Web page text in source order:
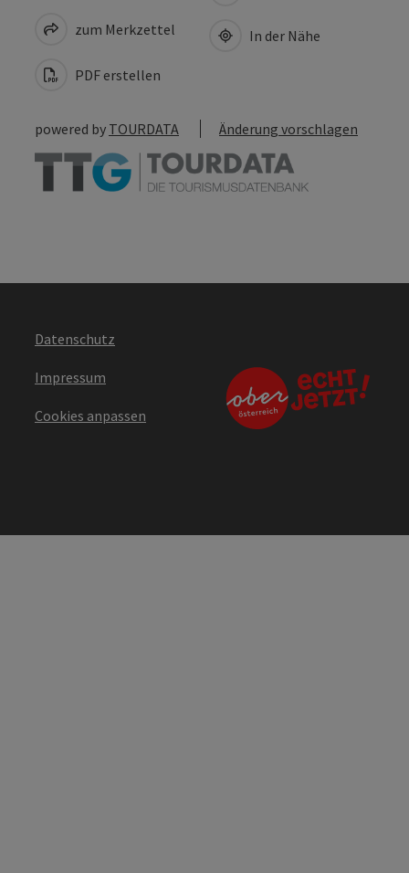
zum Merkzettel
PDF erstellen
In der Nähe
powered by TOURDATA Änderung vorschlagen
Datenschutz
Impressum
Cookies anpassen